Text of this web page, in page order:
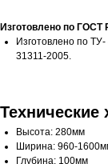
Изготовлено по ГОСТ
Изготовлено по
31311-2005.
Технические
Высота: 280мм
Ширина: 960-
Глубина: 100мм